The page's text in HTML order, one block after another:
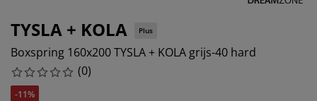
TYSLA + KOLA Plus
Boxspring 160x200 TYSLA + KOLA grijs-40 hard
(0)
-11%